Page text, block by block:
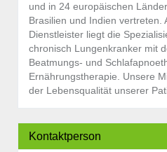
und in 24 europäischen
Brasilien und Indien vertreten.
Dienstleister liegt die
chronisch Lungenkranker mit
Beatmungs- und
Ernährungstherapie. Unsere
der Lebensqualität unserer
Kontaktperson